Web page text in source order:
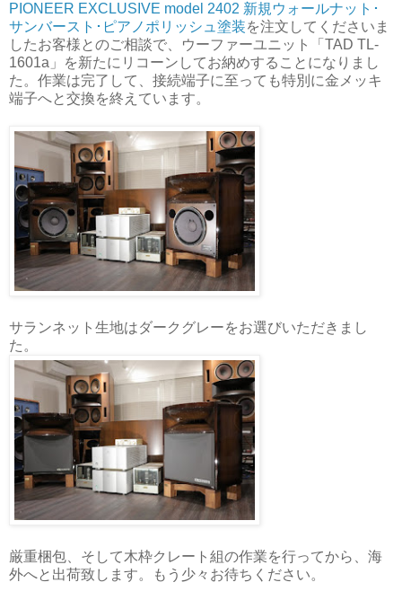
PIONEER EXCLUSIVE model 2402 新規ウォールナット･
サンバースト･ピアノポリッシュ塗装を注文してくださいま
したお客様とのご相談で、ウーファーユニット「TAD TL-
1601a」を新たにリコーンしてお納めすることになりまし
た。作業は完了して、接続端子に至っても特別に金メッキ
端子へと交換を終えています。
サランネット生地はダークグレーをお選びいただきまし
た。
厳重梱包、そして木枠クレート組の作業を行ってから、海
外へと出荷致します。もう少々お待ちください。